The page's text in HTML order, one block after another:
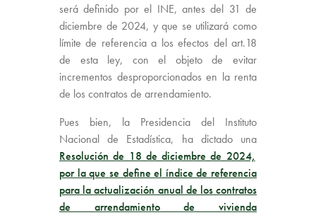
será definido por el INE, antes del 31 de
diciembre de 2024, y que se utilizará como
límite de referencia a los efectos del art.18
de esta ley, con el objeto de evitar
incrementos desproporcionados en la renta
de los contratos de arrendamiento.
Pues bien, la Presidencia del Instituto
Nacional de Estadística, ha dictado una
Resolución de 18 de diciembre de 2024,
por la que se define el índice de referencia
para la actualización anual de los contratos
de arrendamiento de vivienda